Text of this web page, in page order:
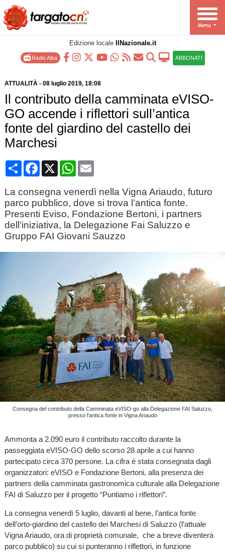
Edizione locale IlNazionale.it
Radio Alba ABBONATI
ATTUALITÀ- 08 luglio 2019, 18:08
Il contributo della camminata eVISO-
GO accende i riflettori sull’antica
fonte del giardino del castello dei
Marchesi
CondividiFacebook
X WhatsApp
Email
La consegna venerdì nella Vigna Ariaudo, futuro
parco pubblico, dove si trova l’antica fonte.
Presenti Eviso, Fondazione Bertoni, i partners
dell’iniziativa, la Delegazione Fai Saluzzo e
Gruppo FAI Giovani Sauzzo
Consegna del contributo della Camminata eVISO-go alla Delegazione FAI Saluzzo,
presso l'antica fonte in Vigna Ariaudo
Ammonta a 2.090 euro il contributo raccolto durante la
passeggiata eVISO-GO dello scorso 28 aprile a cui hanno
partecipato circa 370 persone. La cifra è stata consegnata dagli
organizzatori: eVISO e Fondazione Bertoni, alla presenza dei
partners della camminata gastronomica culturale alla Delegazione
FAI di Saluzzo per il progetto “Puntiamo i riflettori”.
La consegna venerdì 5 luglio, davanti al bene, l’antica fonte
dell’orto-giardino del castello dei Marchesi di Saluzzo (l’attuale
Vigna Ariaudo, ora di proprietà comunale, che a breve diventerà
parco pubblico) su cui si punteranno i riflettori, in funzione